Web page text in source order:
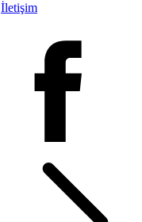
İletişim